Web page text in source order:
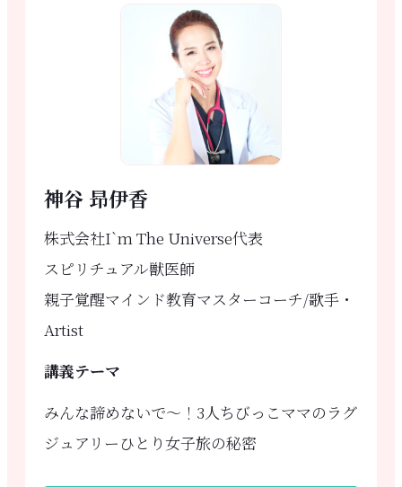
神谷 昻伊香
株式会社I`m The Universe代表
スピリチュアル獣医師
親子覚醒マインド教育マスターコーチ/歌手・
Artist
講義テーマ
みんな諦めないで〜！3人ちびっこママのラグ
ジュアリーひとり女子旅の秘密